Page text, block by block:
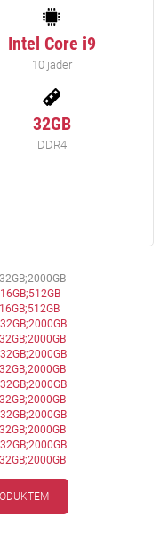
Intel Core i9
10 jader
32GB
DDR4